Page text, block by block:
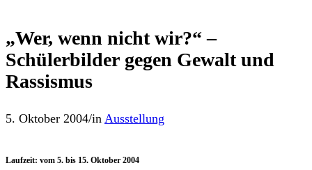
„Wer, wenn nicht wir?“ –
Schülerbilder gegen Gewalt und
Rassismus
5. Oktober 2004/in Ausstellung
Laufzeit: vom 5. bis 15. Oktober 2004